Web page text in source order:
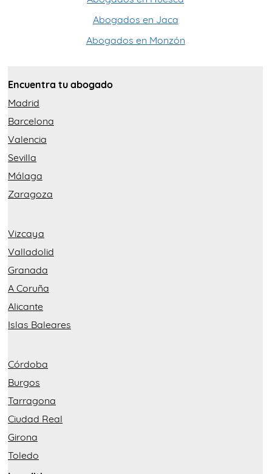
Abogados en Jaca
Abogados en Monzón
Encuentra tu abogado
Madrid
Barcelona
Valencia
Sevilla
Málaga
Zaragoza
Vizcaya
Valladolid
Granada
A Coruña
Alicante
Islas Baleares
Córdoba
Burgos
Tarragona
Ciudad Real
Girona
Toledo